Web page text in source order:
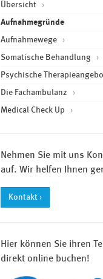
Übersicht
Aufnahmegründe(current)
Aufnahmewege
Somatische Behandlung
Psychische
Die Fachambulanz
Medical Check Up
Nehmen Sie mit uns
auf. Wir helfen Ihnen
Kontakt ›
Hier können Sie ihren
direkt online buchen!